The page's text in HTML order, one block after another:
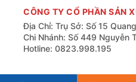
CÔNG TY CỔ PHẦN SẢN
Địa Chỉ: Trụ Sở: Số 15
Chi Nhánh: Số 449 Nguyễn
Hotline: 0823.998.195